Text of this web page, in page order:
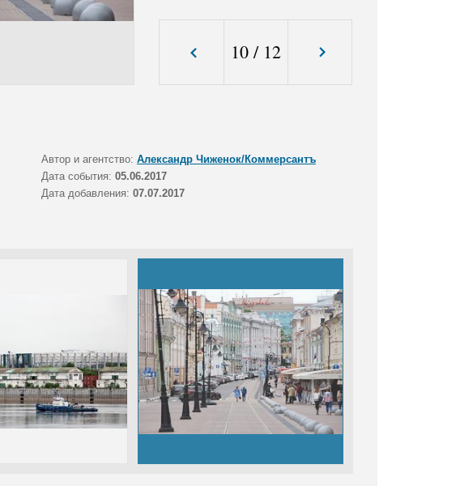
10/ 12
Автор и агентство: Александр Чиженок/Коммерсантъ
Дата события: 05.06.2017
Дата добавления: 07.07.2017